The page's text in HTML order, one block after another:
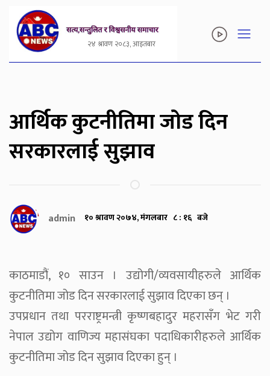
२४ श्रावण २०८३, आइतबार
आर्थिक कुटनीतिमा जोड दिन
सरकारलाई सुझाव
admin १० श्रावण २०७४, मंगलबार ८ : १६ बजे
काठमाडौं, १० साउन । उद्योगी/व्यवसायीहरुले आर्थिक
कुटनीतिमा जोड दिन सरकारलाई सुझाव दिएका छन् ।
उपप्रधान तथा परराष्ट्रमन्त्री कृष्णबहादुर महरासँग भेट गरी
नेपाल उद्योग वाणिज्य महासंघका पदाधिकारीहरुले आर्थिक
कुटनीतिमा जोड दिन सुझाव दिएका हुन् ।